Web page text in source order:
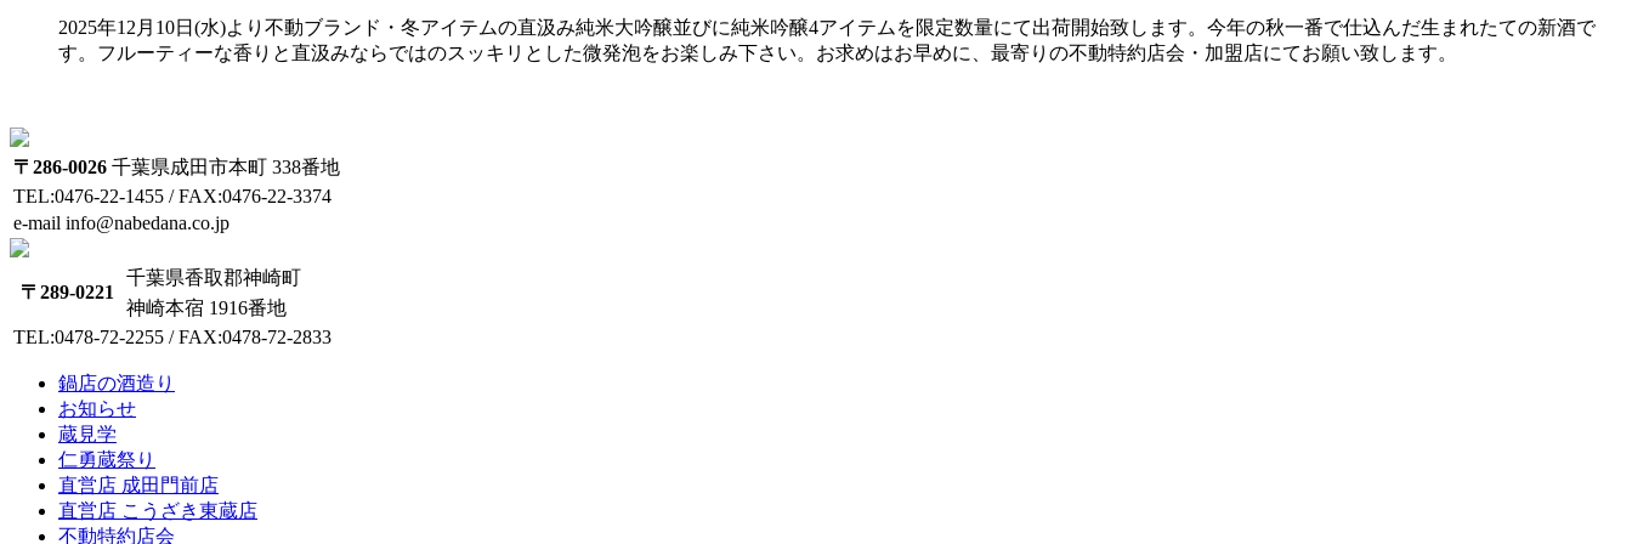
2025年12月10日(水)より不動ブランド・冬アイテムの直汲み純米大吟醸並びに純米吟醸4アイテムを限定数量にて出荷開始致します。今年の秋一番で仕込んだ生まれたての新酒で
す。フルーティーな香りと直汲みならではのスッキリとした微発泡をお楽しみ下さい。お求めはお早めに、最寄りの不動特約店会・加盟店にてお願い致します。
〒286-0026 千葉県成田市本町 338番地
TEL:0476-22-1455 / FAX:0476-22-3374
e-mail info@nabedana.co.jp
〒289-0221
千葉県香取郡神崎町
神崎本宿 1916番地
TEL:0478-72-2255 / FAX:0478-72-2833
鍋店の酒造り
お知らせ
蔵見学
仁勇蔵祭り
直営店 成田門前店
直営店 こうざき東蔵店
不動特約店会